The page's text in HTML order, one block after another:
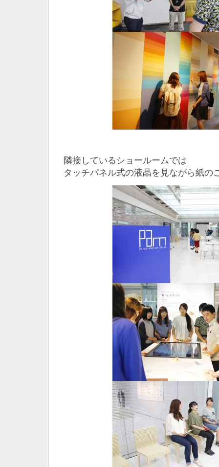
隣接しているショールームでは
タッチパネル式の液晶を見ながら紙の